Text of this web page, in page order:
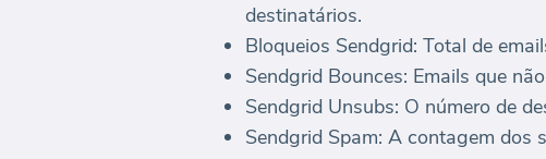
destinatários.
Bloqueios Sendgrid: Total de
Sendgrid Bounces: Emails que
Sendgrid Unsubs: O número de
Sendgrid Spam: A contagem dos